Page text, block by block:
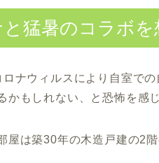
と猛暑のコラボ
ロナウィルスにより自室で
かもしれない、と恐怖を感
屋は築30年の木造戸建の2